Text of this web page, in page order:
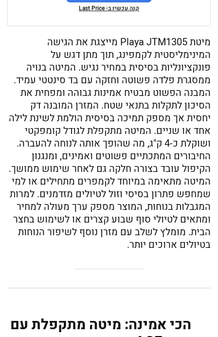
קנה עכשיו ב- Last Price
מיטת Playa JTM1305 מייצגת את הגישה
המינימליסטית לקמפינג, תוך מתן דגש על
פונקציונליות בסיסית במחיר נגיש. המיטה בנויה
ממסגרת פלדה פשוטה וחזקה עם בד סינטטי עמיד.
המבנה הפשוט מבטיח אמינות גבוהה ומפחית את
הסיכון לתקלות בתנאי שטח. המזרן המובנה דק
יחסית אך מספק תמיכה בסיסית הולמת לשינת לילה
אחד או שניים. המיטה מתקפלת לגודל קומפקטי
ושוקלת כ-4 ק"ג, מה שהופך אותה לנוחה להעברה.
החיבורים המתכתיים פשוטים ואמינים, ומנגנון
הקיפול עובד בצורה חלקה גם לאחר שימוש ממושך.
המיטה מתאימה במיוחד לקמפרים מתחילים או למי
שמחפש פתרון בסיסי וזול לטיולים מזדמנים. למרות
המגבלות בנוחות, המוצר מספק ערך מעולה למחיר
ומתאים לטיולי סוף שבוע קצרים או לשימוש בחצר
הבית. מומלץ לשלב עם מזרן נוסף לשיפור הנוחות
בטיולים ארוכים יותר.
הכי אמינה: מיטה מתקפלת עם